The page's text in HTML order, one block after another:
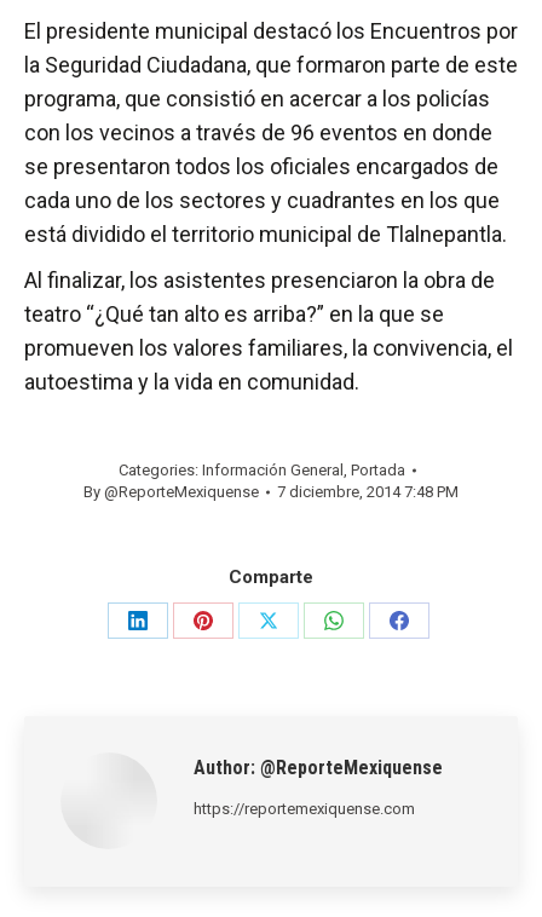
El presidente municipal destacó los Encuentros por
la Seguridad Ciudadana, que formaron parte de este
programa, que consistió en acercar a los policías
con los vecinos a través de 96 eventos en donde
se presentaron todos los oficiales encargados de
cada uno de los sectores y cuadrantes en los que
está dividido el territorio municipal de Tlalnepantla.
Al finalizar, los asistentes presenciaron la obra de
teatro “¿Qué tan alto es arriba?” en la que se
promueven los valores familiares, la convivencia, el
autoestima y la vida en comunidad.
Categories: Información General , Portada
By @ReporteMexiquense 7 diciembre, 2014 7:48 PM
Comparte
Share
Share
Share
Share
Share
Author: @ReporteMexiquense
https://reportemexiquense.com